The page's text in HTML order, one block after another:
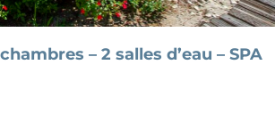
– 2 salles d’eau – SPA